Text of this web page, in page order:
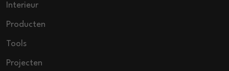
Interieur
Producten
Tools
Projecten